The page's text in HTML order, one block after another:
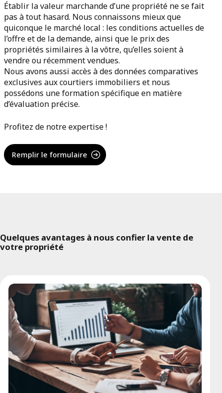
Établir la valeur marchande d’une propriété ne se fait
pas à tout hasard. Nous connaissons mieux que
quiconque le marché local : les conditions actuelles de
l’offre et de la demande, ainsi que le prix des
propriétés similaires à la vôtre, qu’elles soient à
vendre ou récemment vendues.
Nous avons aussi accès à des données comparatives
exclusives aux courtiers immobiliers et nous
possédons une formation spécifique en matière
d’évaluation précise.
Profitez de notre expertise !
Remplir le formulaire
Quelques avantages à nous confier la vente de
votre propriété